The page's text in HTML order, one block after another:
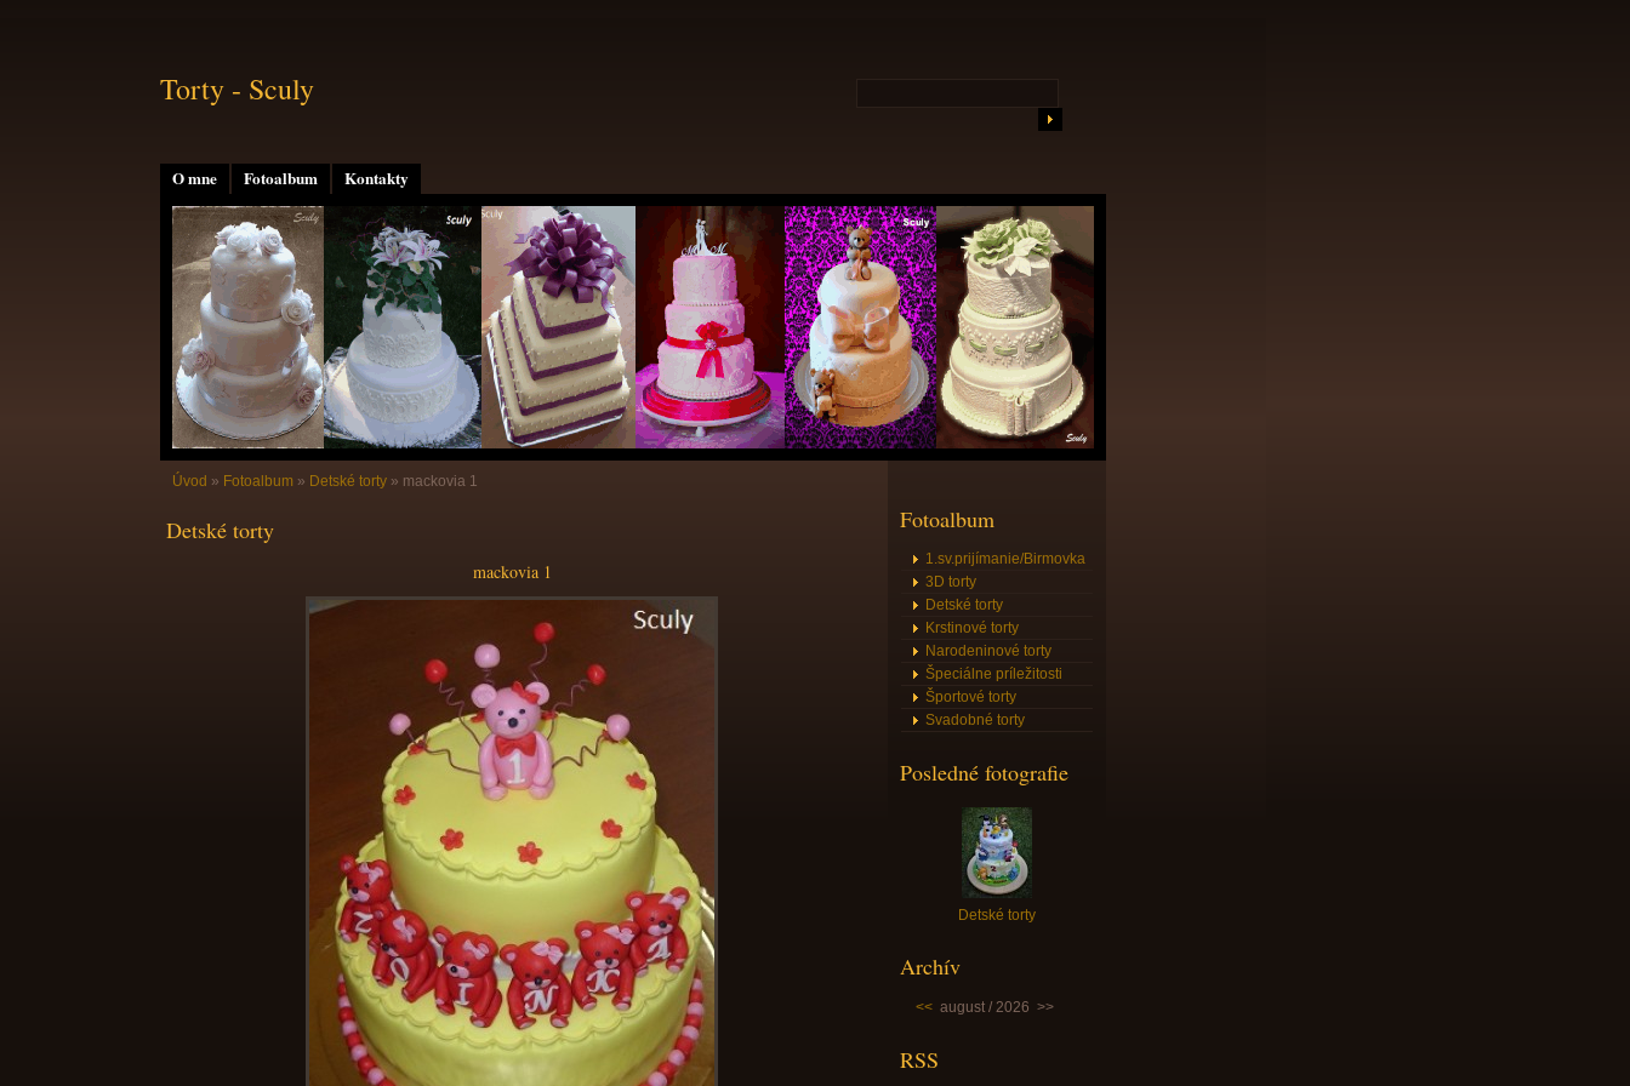
O mne Fotoalbum Kontakty
Torty - Sculy
Úvod » Fotoalbum » Detské torty » mackovia 1
Detské torty
mackovia 1
Fotoalbum
1.sv.prijímanie/Birmovka
3D torty
Detské torty
Krstinové torty
Narodeninové torty
Špeciálne príležitosti
Športové torty
Svadobné torty
Posledné fotografie
Detské torty
Archív
<< august / 2026 >>
RSS